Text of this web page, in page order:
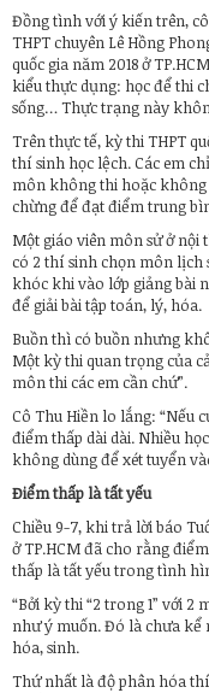
Đồng tình với ý kiến trên,
THPT chuyên Lê Hồng
quốc gia năm 2018 ở
kiểu thực dụng: học để thi
sống… Thực trạng này
Trên thực tế, kỳ thi THPT
thí sinh học lệch. Các em
môn không thi hoặc không
chừng để đạt điểm trung
Một giáo viên môn sử ở nội
có 2 thí sinh chọn môn lịch
khóc khi vào lớp giảng bài
để giải bài tập toán, lý, hóa.
Buồn thì có buồn nhưng
Một kỳ thi quan trọng của
môn thi các em cần chứ”.
Cô Thu Hiền lo lắng: “Nếu
điểm thấp dài dài. Nhiều
không dùng để xét tuyển
Điểm thấp là tất yếu
Chiều 9-7, khi trả lời báo
ở TP.HCM đã cho rằng
thấp là tất yếu trong tình
“Bởi kỳ thi “2 trong 1” với
như ý muốn. Đó là chưa
hóa, sinh.
Thứ nhất là độ phân hóa